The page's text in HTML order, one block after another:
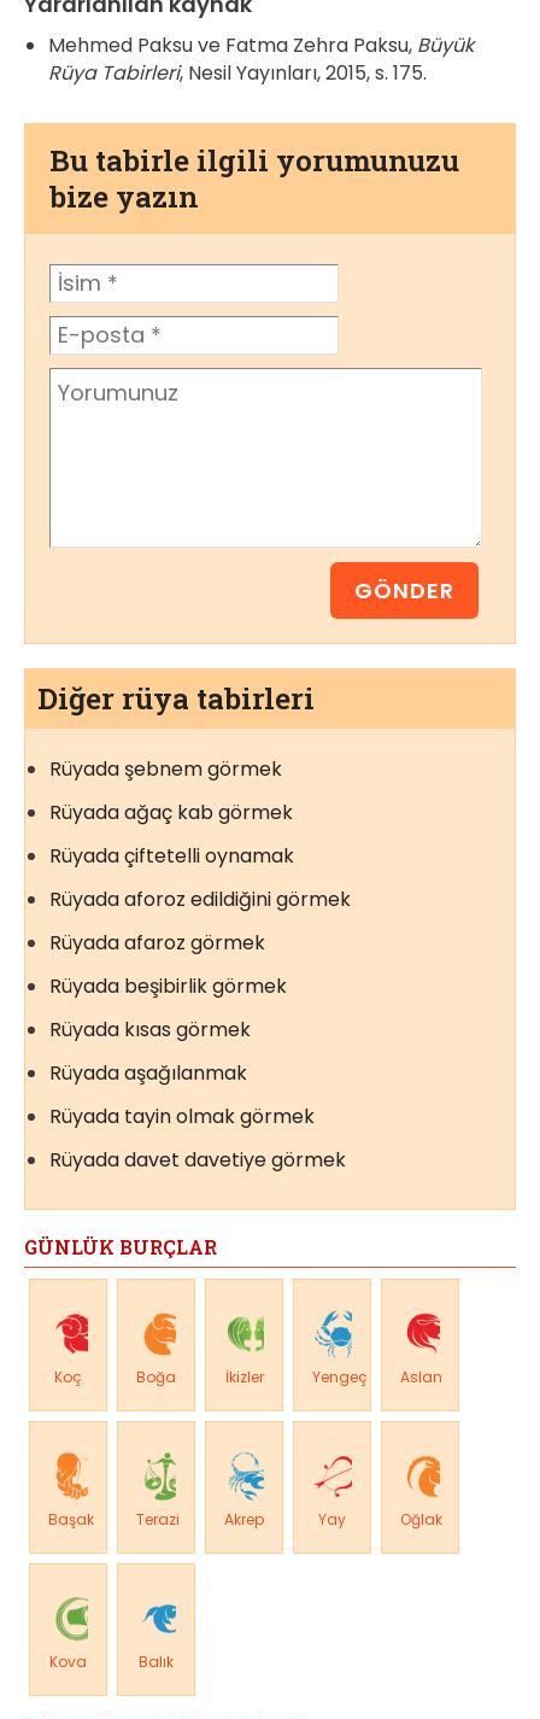
Mehmed Paksu ve Fatma Zehra Paksu, Büyük
Rüya Tabirleri, Nesil Yayınları, 2015, s. 175.
Bu tabirle ilgili yorumunuzu
bize yazın
Diğer rüya tabirleri
Rüyada şebnem görmek
Rüyada ağaç kab görmek
Rüyada çiftetelli oynamak
Rüyada aforoz edildiğini görmek
Rüyada afaroz görmek
Rüyada beşibirlik görmek
Rüyada kısas görmek
Rüyada aşağılanmak
Rüyada tayin olmak görmek
Rüyada davet davetiye görmek
GÜNLÜK BURÇLAR
Koç Boğa İkizler Yengeç Aslan
Başak Terazi Akrep Yay Oğlak
Kova Balık